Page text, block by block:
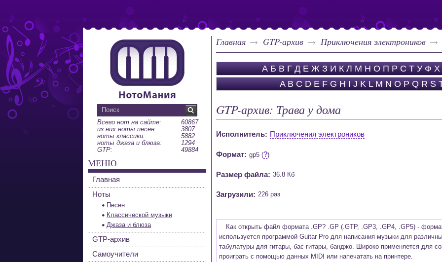
Главная GTP-архив Приключения электроников
А Б В Г Д Е Ж З И К Л М Н О П Р С Т У Ф Х
A B C D E F G H I J K L M N O P Q R S
GTP-архив: Трава у дома
Исполнитель: Приключения электроников
Формат: gp5 (?)
Размер файла: 36.8 Кб
Загрузили: 226 раз
Как открыть файл формата .GP? .GP (.GTP, .GP3, .GP4, .GP5) -
используется программой Guitar Pro для написания музыки для
табулатуры для гитары, бас-гитары, банджо. Широко применяется для
проиграть с помощью данных MIDI или напечатать на принтере.
Всего нот на сайте:
60867
из них ноты песен:
3807
ноты классики:
5882
ноты джаза и блюза:
1294
GTP:
49884
МЕНЮ
Главная
Ноты
Песен
Классической музыки
Джаза и блюза
GTP-архив
Самоучители